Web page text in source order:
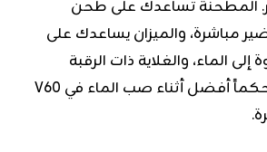
تساعدك على طحن
والميزان يساعدك على
والغلاية ذات الرقبة
الطويلة تمنحك تحكماً أفضل أثناء صب الماء في V60